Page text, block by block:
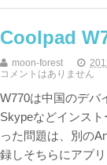
Coolpad
moon-forest
コメントはありません
W770は中国のデバ
Skypeなどインス
った問題は、別の
録しそちらにアプ